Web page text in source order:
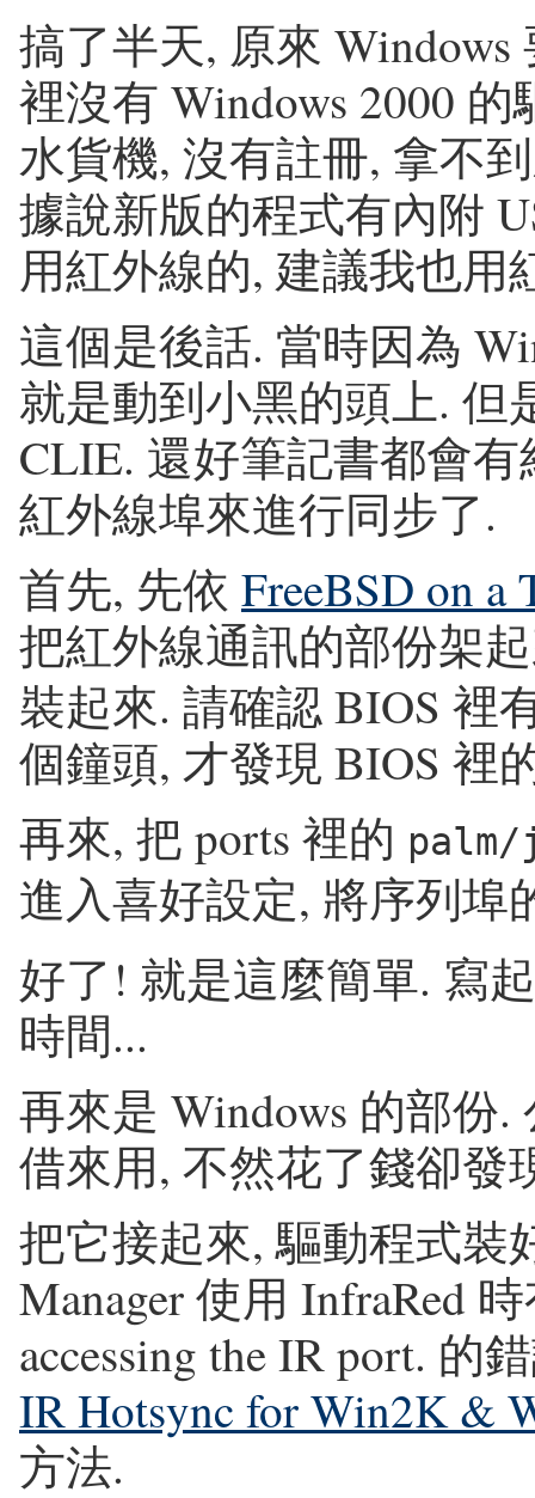
搞了半天, 原來
裡沒有 Windows 2000
水貨機, 沒有註冊, 拿不
據說新版的程式有內附
用紅外線的, 建議我也用
這個是後話. 當時因為
就是動到小黑的頭上. 但
CLIE. 還好筆記書都會
紅外線埠來進行同步了.
首先, 先依 FreeBSD on a
把紅外線通訊的部份架
裝起來. 請確認 BIOS 裡
個鐘頭, 才發現 BIOS 裡
再來, 把 ports 裡的
進入喜好設定, 將序列埠
好了! 就是這麼簡單. 寫
時間...
再來是 Windows 的部份
借來用, 不然花了錢卻發
把它接起來, 驅動程式裝
Manager 使用 InfraRed
accessing the IR port. 的
IR Hotsync for Win2K &
方法.